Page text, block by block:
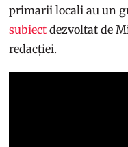
primarii locali au un
subiect dezvoltat de
redacției.